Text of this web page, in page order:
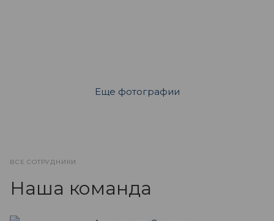
Еще фотографии
ВСЕ СОТРУДНИКИ
Наша команда